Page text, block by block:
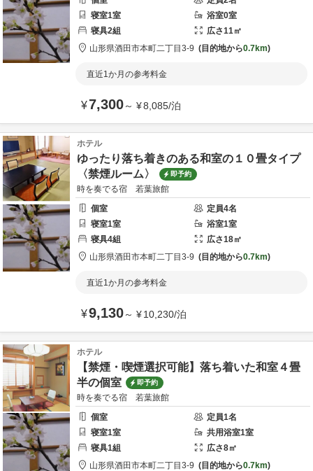
寝室1室 浴室0室
寝具2組 広さ11㎡
山形県酒田市本町二丁目3-9 目的地から0.7km
直近1か月の参考料金
¥7,300～ ¥8,085/泊
ホテル
ゆったり落ち着きのある和室の１０畳タイプ
〈禁煙ルーム〉
即予約
時を奏でる宿 若葉旅館
個室
定員4名
寝室1室 浴室1室
寝具4組 広さ18㎡
山形県酒田市本町二丁目3-9 目的地から0.7km
直近1か月の参考料金
¥9,130～ ¥10,230/泊
ホテル
【禁煙・喫煙選択可能】落ち着いた和室４畳
半の個室
即予約
時を奏でる宿 若葉旅館
個室
定員1名
寝室1室 共用浴室1室
寝具1組 広さ8㎡
山形県酒田市本町二丁目3-9 目的地から0.7km